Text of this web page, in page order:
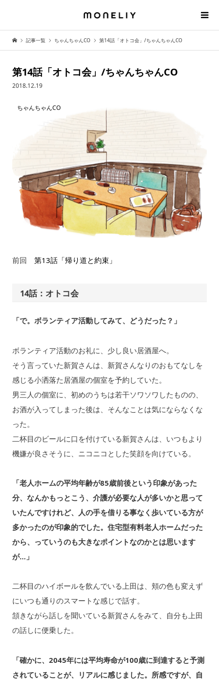
記事一覧 ちゃんちゃんCO 第14話「オトコ会」/ちゃんちゃんCO
第14話「オトコ会」/ちゃんちゃんCO
2018.12.19
ちゃんちゃんCO
前回 第13話「帰り道と約束」
14話：オトコ会
「で。ボランティア活動してみて、どうだった？」
ボランティア活動のお礼に、少し良い居酒屋へ。
そう言っていた新賀さんは、新賀さんなりのおもてなしを
感じる小洒落た居酒屋の個室を予約していた。
男三人の個室に、初めのうちは若干ソワソワしたものの、
お酒が入ってしまった後は、そんなことは気にならなくな
った。
二杯目のビールに口を付けている新賀さんは、いつもより
機嫌が良さそうに、ニコニコとした笑顔を向けている。
「老人ホームの平均年齢が85歳前後という印象があった
分、なんかもっとこう、介護が必要な人が多いかと思って
いたんですけれど、人の手を借りる事なく歩いている方が
多かったのが印象的でした。住宅型有料老人ホームだった
から、っていうのも大きなポイントなのかとは思います
が…」
二杯目のハイボールを飲んでいる上田は、頬の色も変えず
にいつも通りのスマートな感じで話す。
頷きながら話しを聞いている新賀さんをみて、自分も上田
の話しに便乗した。
「確かに、2045年には平均寿命が100歳に到達すると予測
されていることが、リアルに感じました。所感ですが、自